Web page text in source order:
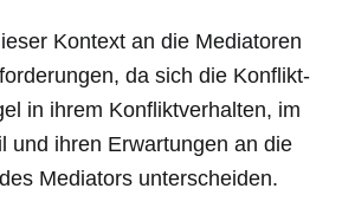
Kontext an die Mediatoren
da sich die Konflikt-
in ihrem Konfliktverhalten, im
und ihren Erwartungen an die
Mediators unterscheiden.